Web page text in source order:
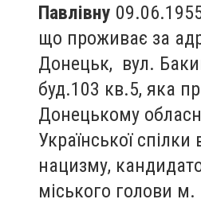
Павлівну
що проживає за
Донецьк, вул.
буд.103 кв.5, яка
Донецькому
Української спілки
нацизму,
міського голови